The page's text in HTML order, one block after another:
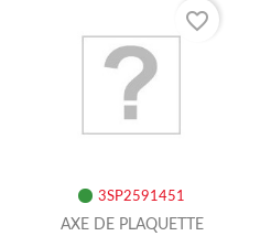
3SP2591451
AXE DE PLAQUETTE
favorite_border